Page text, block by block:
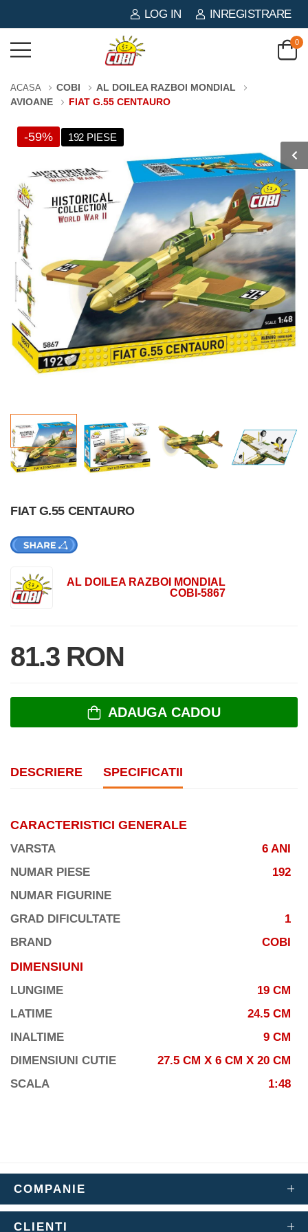
LOG IN INREGISTRARE
0
ACASA COBI
AL DOILEA RAZBOI MONDIAL
AVIOANE
FIAT G.55 CENTAURO
-59% 192 PIESE
FIAT G.55 CENTAURO
AL DOILEA RAZBOI MONDIAL
COBI-5867
81.3 RON
ADAUGA CADOU
DESCRIERE SPECIFICATII
CARACTERISTICI GENERALE
VARSTA
6 ANI
NUMAR PIESE
192
NUMAR FIGURINE
GRAD DIFICULTATE
1
BRAND
COBI
DIMENSIUNI
LUNGIME
19 CM
LATIME
24.5 CM
INALTIME
9 CM
DIMENSIUNI CUTIE
27.5 CM X 6 CM X 20 CM
SCALA
1:48
COMPANIE
CLIENTI